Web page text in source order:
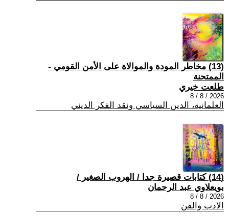
(13) مخاطر المودة والموالاة على الأمن القومي -
الممتحنة
طلعت خيري
2026 / 8 / 8
العلمانية، الدين السياسي ونقد الفكر الديني
(14) كتابات قصيرة جدا / الهروب الصغير /
بويعلاوي عبد الرحمان
2026 / 8 / 8
الادب والفن